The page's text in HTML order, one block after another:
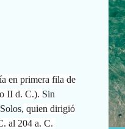
en primera fila de
II d. C.). Sin
quien dirigió
al 204 a. C.